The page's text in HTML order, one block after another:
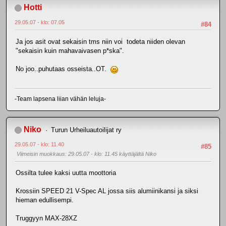
Hotti
#84
29.05.07 - klo: 07.05
Ja jos asit ovat sekaisin tms niin voi todeta niiden olevan
"sekaisin kuin mahavaivasen p*ska".
No joo..puhutaas osseista..OT.
-Team lapsena liian vähän leluja-
Niko Turun Urheiluautoilijat ry
#85
29.05.07 - klo: 11.40
Viimeisin muokkaus: 29.05.07 - klo: 11.45 käyttäjältä Niko
Ossilta tulee kaksi uutta moottoria
Krossiin SPEED 21 V-Spec AL jossa siis alumiinikansi ja siksi
hieman edullisempi.
Truggyyn MAX-28XZ